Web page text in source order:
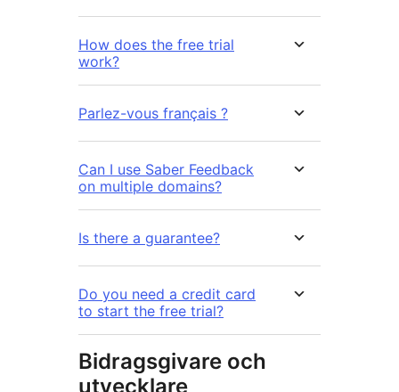
How does the free trial
work?
Parlez-vous français ?
Can I use Saber Feedback
on multiple domains?
Is there a guarantee?
Do you need a credit card
to start the free trial?
Bidragsgivare och
utvecklare